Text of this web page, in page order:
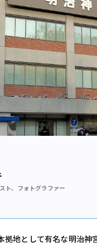
ト、フォトグラファー
拠地として有名な明治神